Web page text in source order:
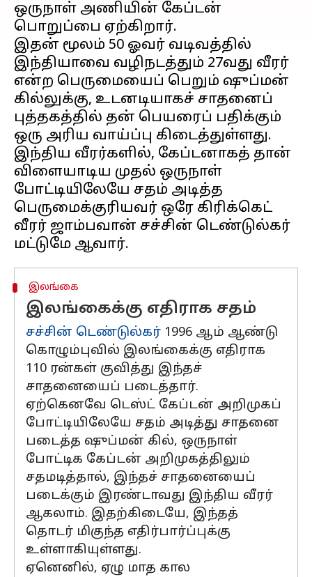
ஒருநாள் அணியின் கேப்டன்
பொறுப்பை ஏற்கிறார்.
இதன் மூலம் 50 ஓவர் வடிவத்தில்
இந்தியாவை வழிநடத்தும் 27வது வீரர்
என்ற பெருமையைப் பெறும் ஷுப்மன்
கில்லுக்கு, உடனடியாகச் சாதனைப்
புத்தகத்தில் தன் பெயரைப் பதிக்கும்
ஒரு அரிய வாய்ப்பு கிடைத்துள்ளது.
இந்திய வீரர்களில், கேப்டனாகத் தான்
விளையாடிய முதல் ஒருநாள்
போட்டியிலேயே சதம் அடித்த
பெருமைக்குரியவர் ஒரே கிரிக்கெட்
வீரர் ஜாம்பவான் சச்சின் டெண்டுல்கர்
இலங்கை
இலங்கைக்கு எதிராக சதம்
சச்சின் டெண்டுல்கர் 1996 ஆம் ஆண்டு
கொழும்புவில் இலங்கைக்கு எதிராக
110 ரன்கள் குவித்து இந்தச்
சாதனையைப் படைத்தார்.
ஏற்கெனவே டெஸ்ட் கேப்டன் அறிமுகப்
போட்டியிலேயே சதம் அடித்து சாதனை
படைத்த ஷுப்மன் கில், ஒருநாள்
போட்டிக கேப்டன் அறிமுகத்திலும்
சதமடித்தால், இந்தச் சாதனையைப்
படைக்கும் இரண்டாவது இந்திய வீரர்
ஆகலாம். இதற்கிடையே, இந்தத்
தொடர் மிகுந்த எதிர்பார்ப்புக்கு
உள்ளாகியுள்ளது.
ஏனெனில், ஏழு மாத கால